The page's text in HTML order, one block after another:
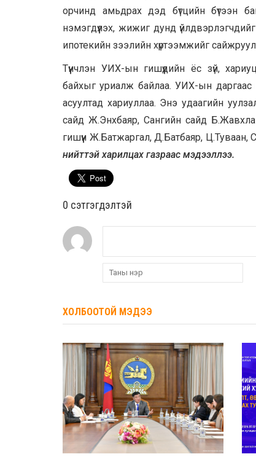
орчинд амьдрах дэд бүтцийн бүтээн
нэмэгдүүлэх, жижиг дунд
ипотекийн зээлийн хүртээмжийг
Түүнчлэн УИХ-ын гишүүдийн ёс зүй,
байхыг уриалж байлаа. УИХ-ын даргаас
асуултад хариуллаа. Энэ удаагийн
сайд Ж.Энхбаяр, Сангийн сайд
гишүүн Ж.Батжаргал, Д.Батбаяр, Ц.Туваан,
нийттэй харилцах газраас мэдээллээ.
0 cэтгэгдэлтэй
ХОЛБООТОЙ МЭДЭЭ